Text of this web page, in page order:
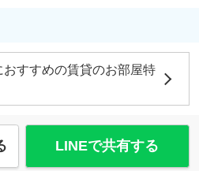
すすめの賃貸のお部屋特
LINEで共有する